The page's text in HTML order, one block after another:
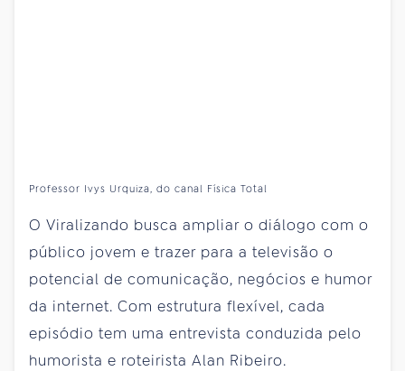
Professor Ivys Urquiza, do canal Física Total
O Viralizando busca ampliar o diálogo com o
público jovem e trazer para a televisão o
potencial de comunicação, negócios e humor
da internet. Com estrutura flexível, cada
episódio tem uma entrevista conduzida pelo
humorista e roteirista Alan Ribeiro.